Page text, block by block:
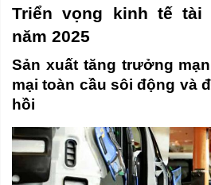
Triển vọng kinh tế tài
năm 2025
Sản xuất tăng trưởng
mại toàn cầu sôi động và
hồi